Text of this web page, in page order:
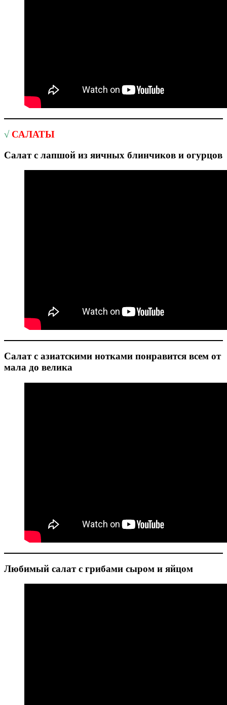
√ САЛАТЫ
Салат с лапшой из яичных блинчиков и огурцов
Салат с азиатскими нотками понравится всем от
мала до велика
Любимый салат с грибами сыром и яйцом